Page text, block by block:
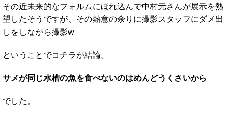
その近未来的なフォルムにほれ込んで中村元さんが展示を熱
望したそうですが、その熱意の余りに撮影スタッフにダメ出
しをしながら撮影w
ということでコチラが結論。
サメが同じ水槽の魚を食べないのはめんどうくさいから
でした。